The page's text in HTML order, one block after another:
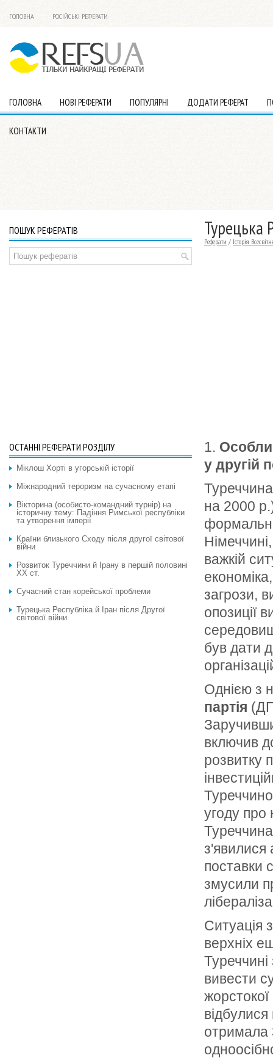
ГОЛОВНА РОСІЙСЬКІ РЕФЕРАТИ
ГОЛОВНА НОВІ РЕФЕРАТИ ПОПУЛЯРНІ ДОДАТИ РЕФЕРАТ
КОНТАКТИ
Турецька
Реферати / Історія
1.
у другій
на 2000
важкій
загрози,
опозиції
був дати
Однією з
партія
включив
розвитку
угоду про
з'явилися
поставки
змусили
Ситуація
верхніх
вивести
жорстокої
отримала
ПОШУК РЕФЕРАТІВ
ОСТАННІ РЕФЕРАТИ РОЗДІЛУ
Міклош Хорті в угорській історії
Міжнародний тероризм на сучасному етапі
Вікторина (особисто-командний турнір) на
історичну тему: Падіння Римської республіки
та утворення імперії
Країни близького Сходу після другої світової
війни
Розвиток Туреччини й Ірану в першій половині
ХХ ст.
Сучасний стан корейської проблеми
Турецька Республіка й Іран після Другої
світової війни